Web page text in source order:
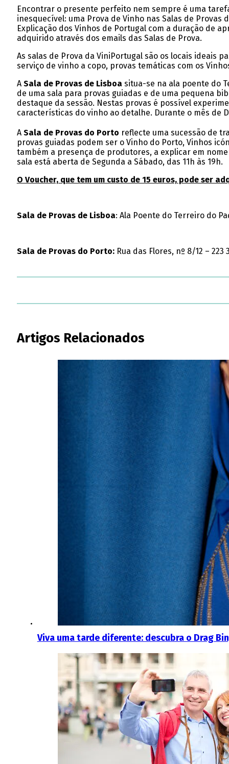
Encontrar o presente perfeito nem sempre é uma
inesquecível: uma Prova de Vinho nas Salas de
Explicação dos Vinhos de Portugal com a duração de
adquirido através dos emails das Salas de Prova.
As salas de Prova da ViniPortugal são os locais ideais
serviço de vinho a copo, provas temáticas com os
A Sala de Provas de Lisboa situa-se na ala poente do
de uma sala para provas guiadas e de uma pequena
destaque da sessão. Nestas provas é possível
características do vinho ao detalhe. Durante o mês de
A Sala de Provas do Porto reflecte uma sucessão de
provas guiadas podem ser o Vinho do Porto, Vinhos
também a presença de produtores, a explicar em
sala está aberta de Segunda a Sábado, das 11h às 19h.
O Voucher, que tem um custo de 15 euros, pode ser
Sala de Provas de Lisboa: Ala Poente do Terreiro do
Sala de Provas do Porto: Rua das Flores, nº 8/12 – 223
Artigos Relacionados
Viva uma tarde diferente: descubra o Drag